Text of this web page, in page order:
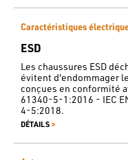
Caractéristiques
ESD
Les chaussures ESD
évitent d'endommager
conçues en conformité
61340-5-1:2016 - IEC
4-5:2018.
DÉTAILS >